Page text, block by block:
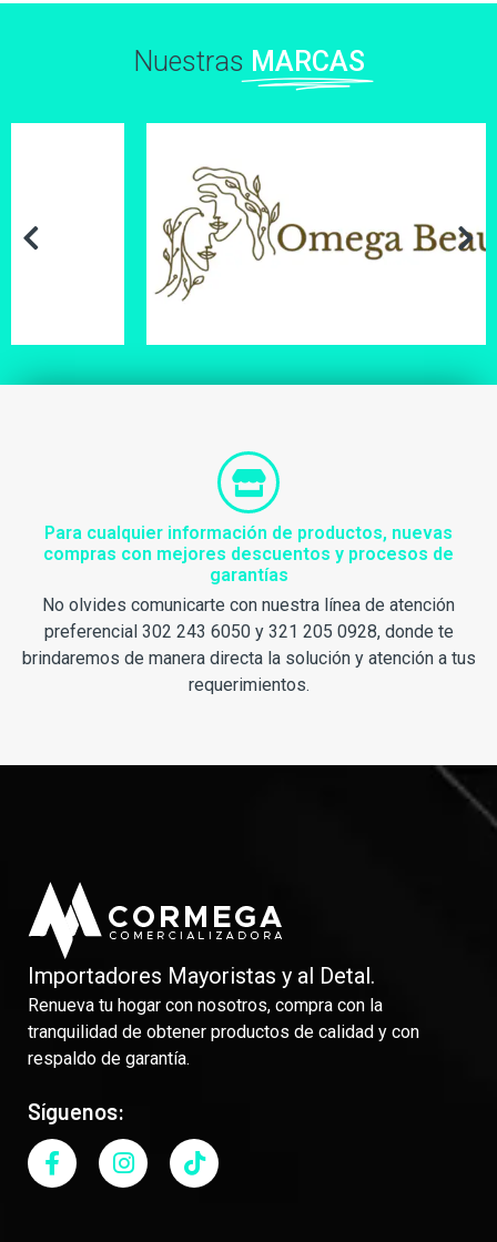
Nuestras MARCAS
Para cualquier información de productos, nuevas
compras con mejores descuentos y procesos de
garantías
No olvides comunicarte con nuestra línea de atención
preferencial 302 243 6050 y 321 205 0928, donde te
brindaremos de manera directa la solución y atención a tus
requerimientos.
Importadores Mayoristas y al Detal.
Renueva tu hogar con nosotros, compra con la
tranquilidad de obtener productos de calidad y con
respaldo de garantía.
Síguenos: